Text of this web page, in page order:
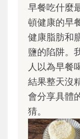
早餐吃什麼
頓健康的早
健康脂肪和
鹽的陷阱。
人以為早餐
結果整天沒
會分享具體
猜。